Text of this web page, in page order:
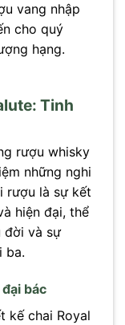
vang nhập
cho quý
hạng.
Tinh
rượu whisky
những nghi
rượu là sự kết
hiện đại, thể
đời và sự
ba.
bác
kế chai Royal